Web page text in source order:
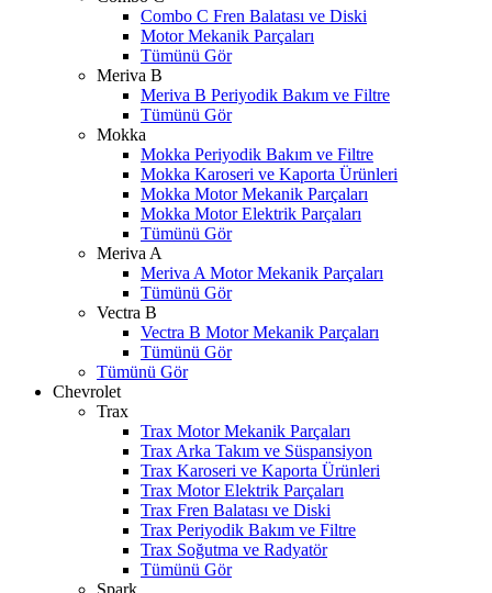
Combo C Fren Balatası ve Diski
Motor Mekanik Parçaları
Tümünü Gör
Meriva B
Meriva B Periyodik Bakım ve Filtre
Tümünü Gör
Mokka
Mokka Periyodik Bakım ve Filtre
Mokka Karoseri ve Kaporta Ürünleri
Mokka Motor Mekanik Parçaları
Mokka Motor Elektrik Parçaları
Tümünü Gör
Meriva A
Meriva A Motor Mekanik Parçaları
Tümünü Gör
Vectra B
Vectra B Motor Mekanik Parçaları
Tümünü Gör
Tümünü Gör
Chevrolet
Trax
Trax Motor Mekanik Parçaları
Trax Arka Takım ve Süspansiyon
Trax Karoseri ve Kaporta Ürünleri
Trax Motor Elektrik Parçaları
Trax Fren Balatası ve Diski
Trax Periyodik Bakım ve Filtre
Trax Soğutma ve Radyatör
Tümünü Gör
Spark